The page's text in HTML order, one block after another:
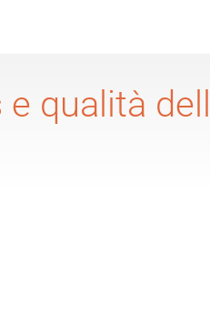
qualità